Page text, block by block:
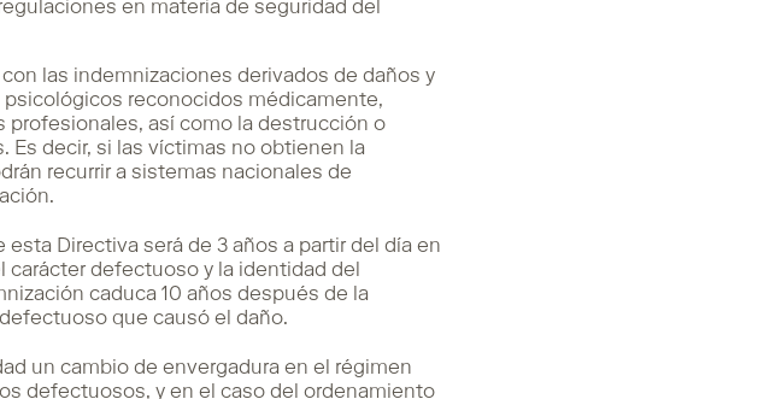
en materia de seguridad del
las indemnizaciones derivados de daños y
reconocidos médicamente,
así como la destrucción o
decir, si las víctimas no obtienen la
recurrir a sistemas nacionales de
Directiva será de 3 años a partir del día en
defectuoso y la identidad del
caduca 10 años después de la
que causó el daño.
un cambio de envergadura en el régimen
defectuosos, y en el caso del ordenamiento